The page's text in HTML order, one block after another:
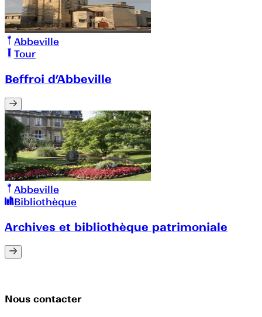
Abbeville
Tour
Beffroi d’Abbeville
Abbeville
Bibliothèque
Archives et bibliothèque patrimoniale
Nous contacter